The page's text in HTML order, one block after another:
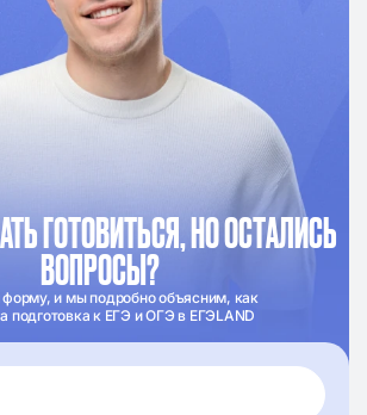
ГОТОВИТЬСЯ, НО ОСТАЛИСЬ
ВОПРОСЫ?
форму, и мы подробно объясним, как
подготовка к ЕГЭ и ОГЭ в ЕГЭLAND